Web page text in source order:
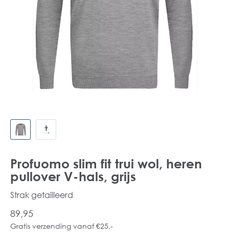
Profuomo slim fit trui wol, heren
pullover V-hals, grijs
Strak getailleerd
89,95
Gratis verzending vanaf €25,-